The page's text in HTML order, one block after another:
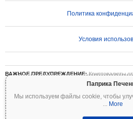
Паприка
Мы используем файлы cookie, чтобы
... More
Политика
Условия
ВАЖНОЕ ПРЕДУПРЕЖДЕНИЕ:Криптовалюты
волатильностью и сопряжены со значительными
часть или все свои инвестиции. Вся информация
исключительно в информационных целях и не
инвестиционной рекомендацией. Всегда
(DYOR) и консультируйтесь с